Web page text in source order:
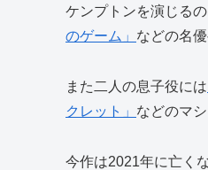
ケンプトンを演じる
のゲーム」 などの名
また二人の息子役には
クレット」 などのマ
今作は2021年に亡く